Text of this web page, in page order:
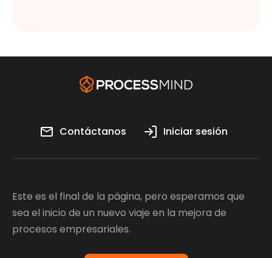
Contáctanos Iniciar sesión
Este es el final de la página, pero esperamos que
sea el inicio de un nuevo viaje en la mejora de
procesos empresariales.